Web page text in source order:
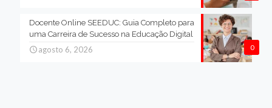
0
Docente Online SEEDUC: Guia Completo para
uma Carreira de Sucesso na Educação Digital
agosto 6, 2026